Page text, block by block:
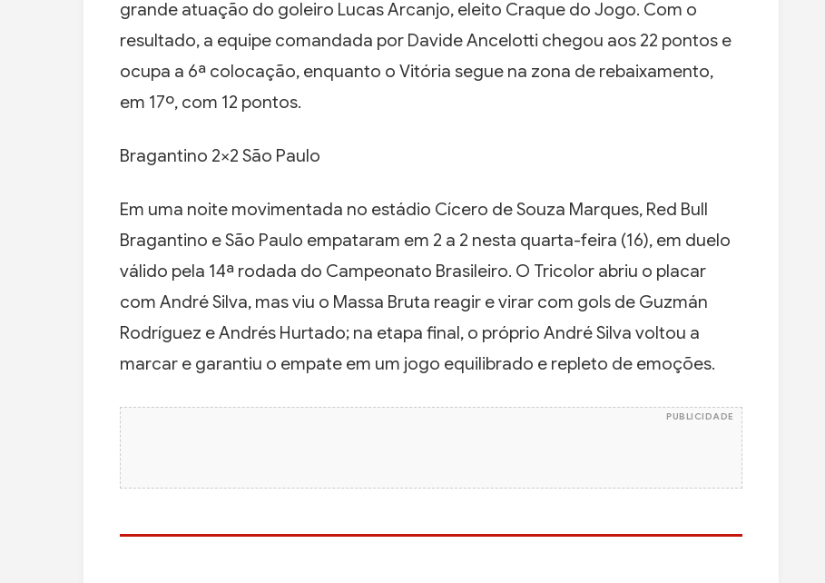
grande atuação do goleiro Lucas Arcanjo, eleito Craque do Jogo. Com o
resultado, a equipe comandada por Davide Ancelotti chegou aos 22 pontos e
ocupa a 6ª colocação, enquanto o Vitória segue na zona de rebaixamento,
em 17º, com 12 pontos.
Bragantino 2×2 São Paulo
Em uma noite movimentada no estádio Cícero de Souza Marques, Red Bull
Bragantino e São Paulo empataram em 2 a 2 nesta quarta-feira (16), em duelo
válido pela 14ª rodada do Campeonato Brasileiro. O Tricolor abriu o placar
com André Silva, mas viu o Massa Bruta reagir e virar com gols de Guzmán
Rodríguez e Andrés Hurtado; na etapa final, o próprio André Silva voltou a
marcar e garantiu o empate em um jogo equilibrado e repleto de emoções.
PUBLICIDADE